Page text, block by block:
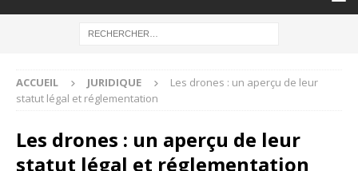
ACCUEIL JURIDIQUE
Les drones : un aperçu de leur
statut légal et réglementation
Les drones : un aperçu de leur
statut légal et réglementation